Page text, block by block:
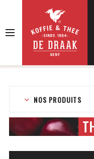
Boutique en
NOS PRODUITS